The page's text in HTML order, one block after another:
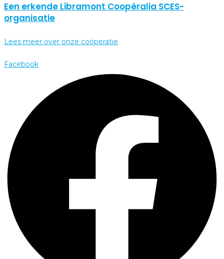
Een erkende Libramont Coopéralia SCES-
organisatie
Lees meer over onze coöperatie
Facebook